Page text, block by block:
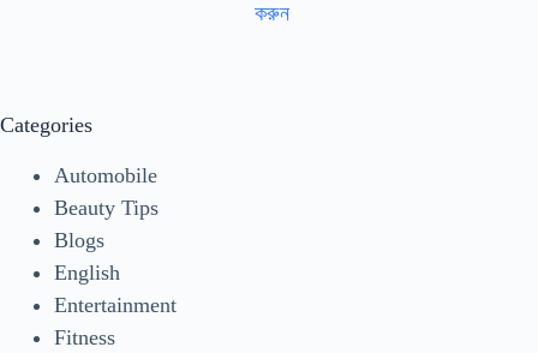
করুন
Categories
Automobile
Beauty Tips
Blogs
English
Entertainment
Fitness